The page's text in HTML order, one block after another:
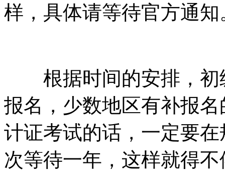
样，具体请等待官方通知
根据时间的安排，初
报名，少数地区有补报
计证考试的话，一定要
次等待一年，这样就得